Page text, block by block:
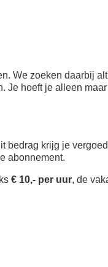
We zoeken daarbij
hoeft je alleen
bedrag krijg je
abonnement.
€ 10,- per uur, de